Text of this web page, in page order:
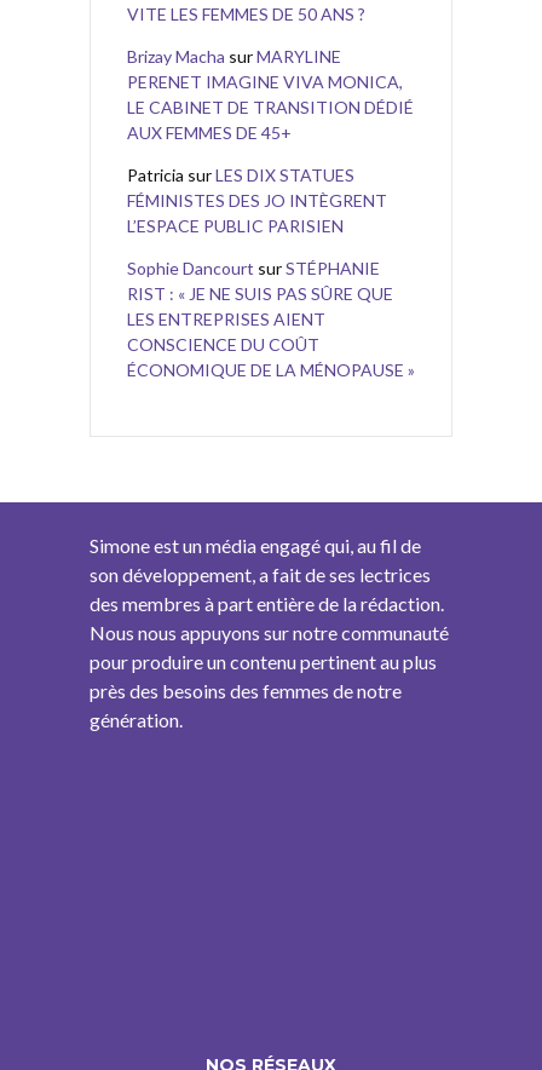
VITE LES FEMMES DE 50 ANS ?
Brizay Macha surMARYLINE
PERENET IMAGINE VIVA MONICA,
LE CABINET DE TRANSITION DÉDIÉ
AUX FEMMES DE 45+
Patricia surLES DIX STATUES
FÉMINISTES DES JO INTÈGRENT
L’ESPACE PUBLIC PARISIEN
Sophie Dancourt surSTÉPHANIE
RIST : « JE NE SUIS PAS SÛRE QUE
LES ENTREPRISES AIENT
CONSCIENCE DU COÛT
ÉCONOMIQUE DE LA MÉNOPAUSE »
Simone est un média engagé qui, au fil de
son développement, a fait de ses lectrices
des membres à part entière de la rédaction.
Nous nous appuyons sur notre communauté
pour produire un contenu pertinent au plus
près des besoins des femmes de notre
génération.
NOS RÉSEAUX